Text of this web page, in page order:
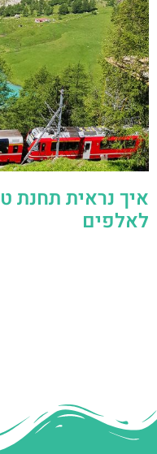
איך נראית תחנת
לאלפים